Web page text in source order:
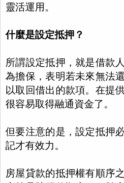
靈活運用。
什麼是設定抵押？
所謂設定抵押，就是借款
為擔保，表明若未來無法
以取回借出的款項。在提
很容易取得融通資金了。
但要注意的是，設定抵押
記才有效力。
房屋貸款的抵押權有順序